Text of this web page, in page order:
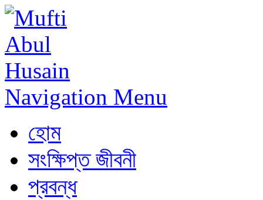
Navigation Menu
হোম
সংক্ষিপ্ত জীবনী
প্রবন্ধ